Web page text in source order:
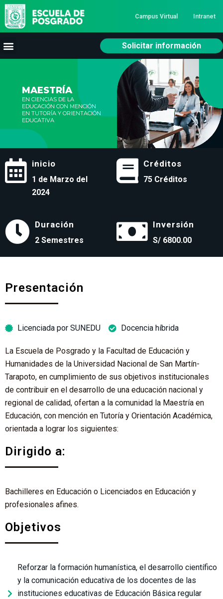
Campus Virtual Intranet
Solicitar información
MAESTRÍA
EN CIENCIAS DE LA
EDUCACIÓN CON MENCIÓN
EN TUTORÍA Y ORIENTACIÓN
EDUCATIVA
inicio
1 de Marzo del
2024
Créditos
75 Créditos
Duración
2 Semestres
Inversión
S/ 6800.00
Presentación
Licenciada por SUNEDU Docencia híbrida
La Escuela de Posgrado y la Facultad de Educación y
Humanidades de la Universidad Nacional de San Martín-
Tarapoto, en cumplimiento de sus objetivos institucionales
de contribuir en el desarrollo de una educación nacional y
regional de calidad, ofertan a la comunidad la Maestría en
Educación, con mención en Tutoría y Orientación Académica,
orientada a lograr los siguientes:
Dirigido a:
Bachilleres en Educación o Licenciados en Educación y
profesionales afines.
Objetivos
Reforzar la formación humanística, el desarrollo científico
y la comunicación educativa de los docentes de las
instituciones educativas de Educación Básica regular